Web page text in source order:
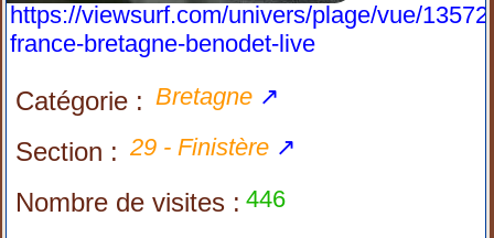
https://viewsurf.com/univers/plage/vue/
france-bretagne-benodet-live
Catégorie : Bretagne ↗
Section : 29 - Finistère ↗
Nombre de visites : 446